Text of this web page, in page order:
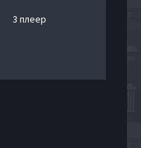
3 плеер